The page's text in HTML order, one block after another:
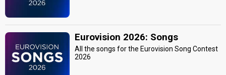
Eurovision 2026: Songs
All the songs for the Eurovision Song Contest
2026